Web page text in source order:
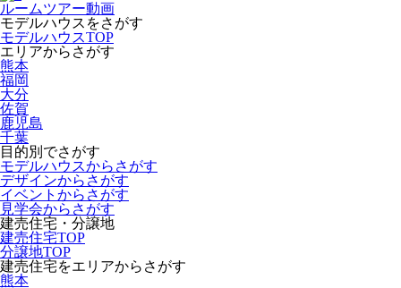
ルームツアー動画
モデルハウスをさがす
モデルハウスTOP
エリアからさがす
熊本
福岡
大分
佐賀
鹿児島
千葉
目的別でさがす
モデルハウスからさがす
デザインからさがす
イベントからさがす
見学会からさがす
建売住宅・分譲地
建売住宅TOP
分譲地TOP
建売住宅をエリアからさがす
熊本